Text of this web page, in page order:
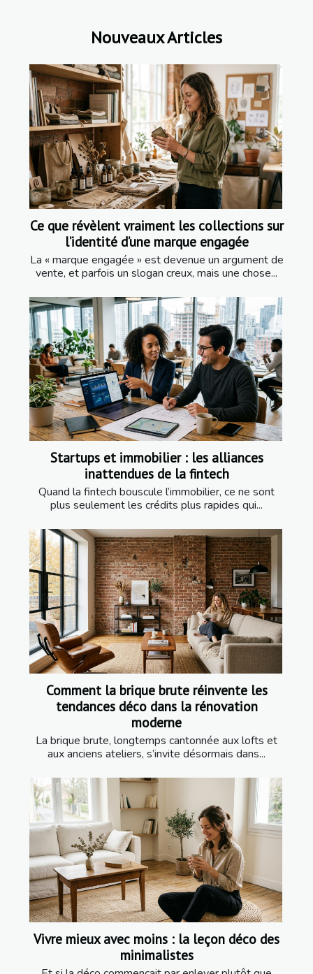
Nouveaux Articles
Ce que révèlent vraiment les collections sur
l’identité d’une marque engagée
La « marque engagée » est devenue un argument de
vente, et parfois un slogan creux, mais une chose...
Startups et immobilier : les alliances
inattendues de la fintech
Quand la fintech bouscule l’immobilier, ce ne sont
plus seulement les crédits plus rapides qui...
Comment la brique brute réinvente les
tendances déco dans la rénovation
moderne
La brique brute, longtemps cantonnée aux lofts et
aux anciens ateliers, s’invite désormais dans...
Vivre mieux avec moins : la leçon déco des
minimalistes